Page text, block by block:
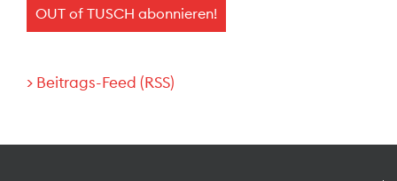
> Beitrags-Feed (RSS)